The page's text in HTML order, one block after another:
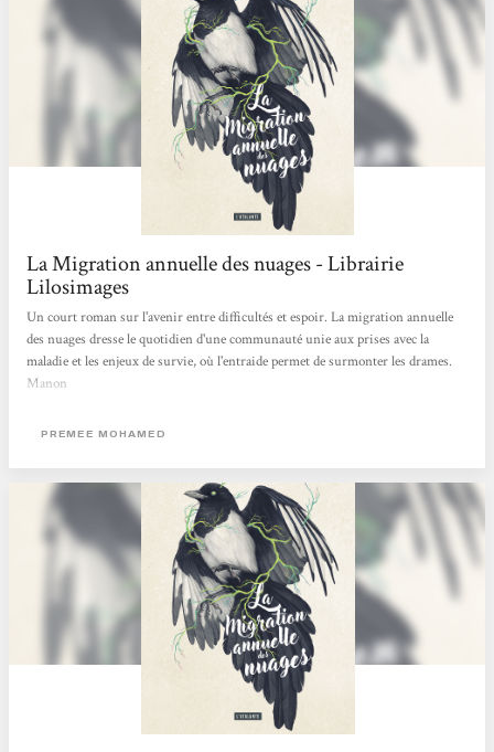
La Migration annuelle des nuages - Librairie
Lilosimages
Un court roman sur l'avenir entre difficultés et espoir. La migration annuelle
des nuages dresse le quotidien d'une communauté unie aux prises avec la
maladie et les enjeux de survie, où l'entraide permet de surmonter les drames.
Manon
PREMEE MOHAMED